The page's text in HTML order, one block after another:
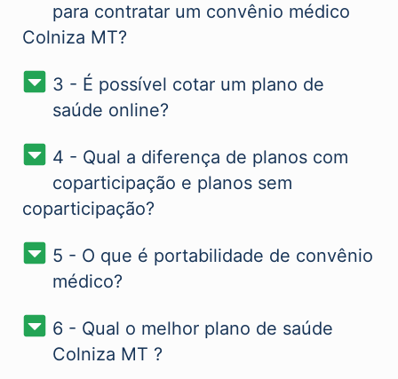
para contratar um convênio médico
Colniza MT?
3 - É possível cotar um plano de
saúde online?
4 - Qual a diferença de planos com
coparticipação e planos sem
coparticipação?
5 - O que é portabilidade de convênio
médico?
6 - Qual o melhor plano de saúde
Colniza MT​ ?